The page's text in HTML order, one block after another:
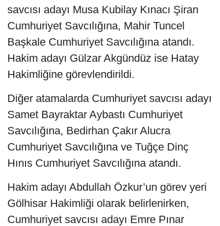
savcısı adayı Musa Kubilay Kınacı Şiran
Cumhuriyet Savcılığına, Mahir Tuncel
Başkale Cumhuriyet Savcılığına atandı.
Hakim adayı Gülzar Akgündüz ise Hatay
Hakimliğine görevlendirildi.
Diğer atamalarda Cumhuriyet savcısı adayı
Samet Bayraktar Aybastı Cumhuriyet
Savcılığına, Bedirhan Çakır Alucra
Cumhuriyet Savcılığına ve Tuğçe Dinç
Hınıs Cumhuriyet Savcılığına atandı.
Hakim adayı Abdullah Özkur’un görev yeri
Gölhisar Hakimliği olarak belirlenirken,
Cumhuriyet savcısı adayı Emre Pınar